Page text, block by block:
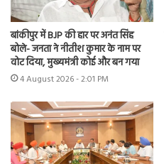
बांकीपुर में BJP की हार पर अनंत सिंह
बोले- जनता ने नीतीश कुमार के नाम पर
वोट दिया, मुख्यमंत्री कोई और बन गया
4 August 2026 - 2:01 PM